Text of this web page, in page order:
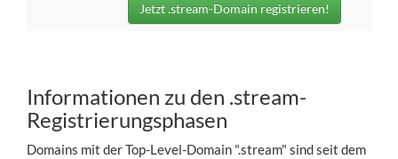
Jetzt .stream-Domain registrieren!
Informationen zu den .stream-
Registrierungsphasen
Domains mit der Top-Level-Domain ".stream" sind seit dem